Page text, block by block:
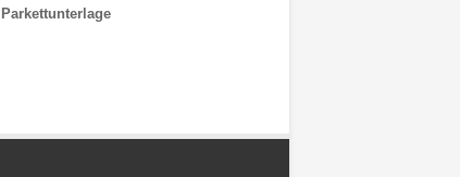
Parkettunterlage